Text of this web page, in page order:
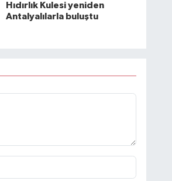
Hıdırlık Kulesi yeniden
Antalyalılarla buluştu